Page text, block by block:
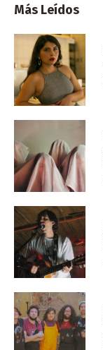
Más Leídos